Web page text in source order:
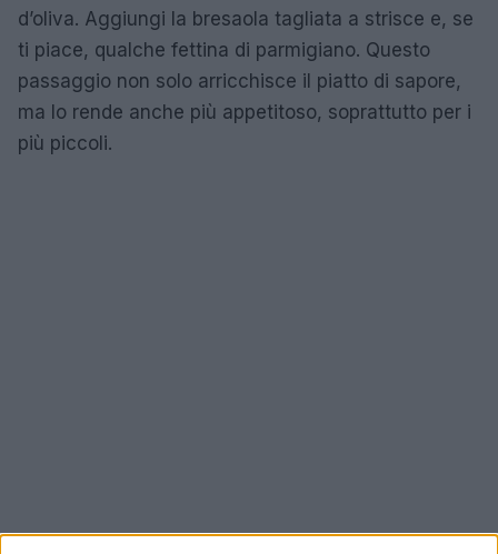
d’oliva. Aggiungi la bresaola tagliata a strisce e, se
ti piace, qualche fettina di parmigiano. Questo
passaggio non solo arricchisce il piatto di sapore,
ma lo rende anche più appetitoso, soprattutto per i
più piccoli.